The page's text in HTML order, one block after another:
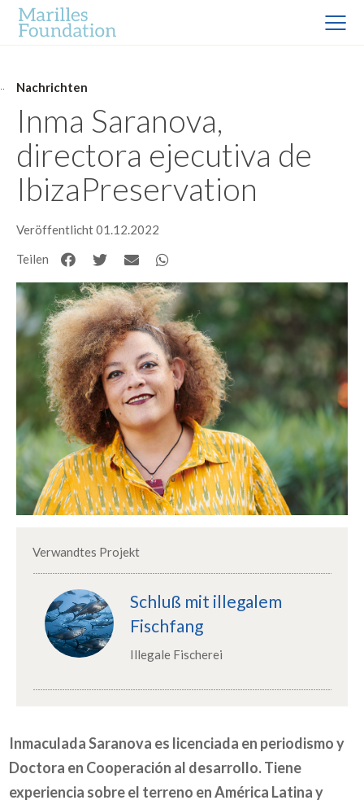
Nachrichten
Inma Saranova,
directora ejecutiva de
IbizaPreservation
Veröffentlicht 01.12.2022
Teilen
Verwandtes Projekt
Schluß mit illegalem
Fischfang
Illegale Fischerei
Inmaculada Saranova es licenciada en periodismo y
Doctora en Cooperación al desarrollo. Tiene
experiencia sobre el terreno en América Latina y